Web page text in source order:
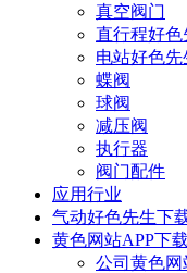
真空阀门
直行程好色
电站好色
蝶阀
球阀
减压阀
执行器
阀门配件
应用行业
气动好色先生下
黄色网站APP下
公司黄色网